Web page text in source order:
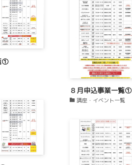
①
８月申込事業一覧①
講座・イベント一覧